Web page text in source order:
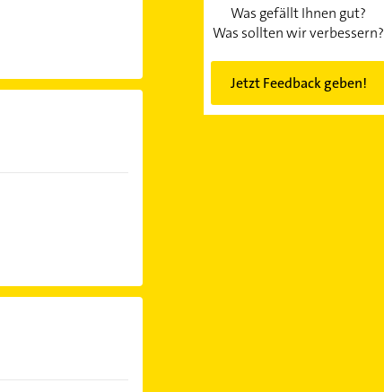
Was gefällt Ihnen gut?
Was sollten wir verbessern?
Jetzt Feedback geben!